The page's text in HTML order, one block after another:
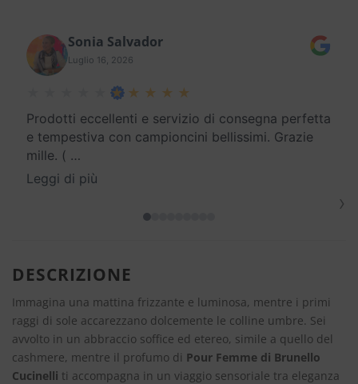
Sonia Salvador
Luglio 16, 2026
Prodotti eccellenti e servizio di consegna perfetta
e tempestiva con campioncini bellissimi. Grazie
mille. ( …
Leggi di più
›
DESCRIZIONE
Immagina una mattina frizzante e luminosa, mentre i primi
raggi di sole accarezzano dolcemente le colline umbre. Sei
avvolto in un abbraccio soffice ed etereo, simile a quello del
cashmere, mentre il profumo di Pour Femme di Brunello
Cucinelli ti accompagna in un viaggio sensoriale tra eleganza